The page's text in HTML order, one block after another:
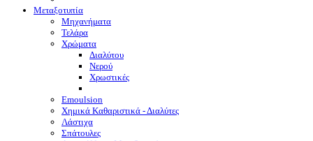
Μεταξοτυπία
Μηχανήματα
Τελάρα
Χρώματα
Διαλύτου
Νερού
Χρωστικές
Emoulsion
Χημικά Καθαριστικά - Διαλύτες
Λάστιχα
Σπάτουλες